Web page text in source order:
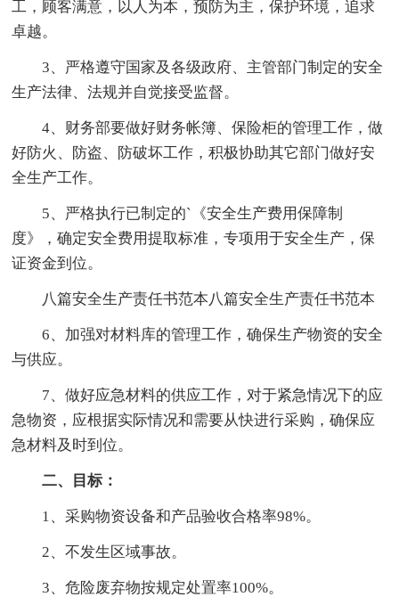
工，顾客满意，以人为本，预防为主，保护环境，追求
卓越。
3、严格遵守国家及各级政府、主管部门制定的安全
生产法律、法规并自觉接受监督。
4、财务部要做好财务帐簿、保险柜的管理工作，做
好防火、防盗、防破坏工作，积极协助其它部门做好安
全生产工作。
5、严格执行已制定的`《安全生产费用保障制
度》，确定安全费用提取标准，专项用于安全生产，保
证资金到位。
八篇安全生产责任书范本八篇安全生产责任书范本
6、加强对材料库的管理工作，确保生产物资的安全
与供应。
7、做好应急材料的供应工作，对于紧急情况下的应
急物资，应根据实际情况和需要从快进行采购，确保应
急材料及时到位。
二、目标：
1、采购物资设备和产品验收合格率98%。
2、不发生区域事故。
3、危险废弃物按规定处置率100%。